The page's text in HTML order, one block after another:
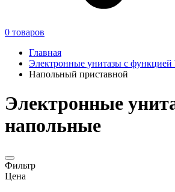
0 товаров
Главная
Электронные унитазы с
Напольный приставной
Электронные
напольные
Фильтр
Цена